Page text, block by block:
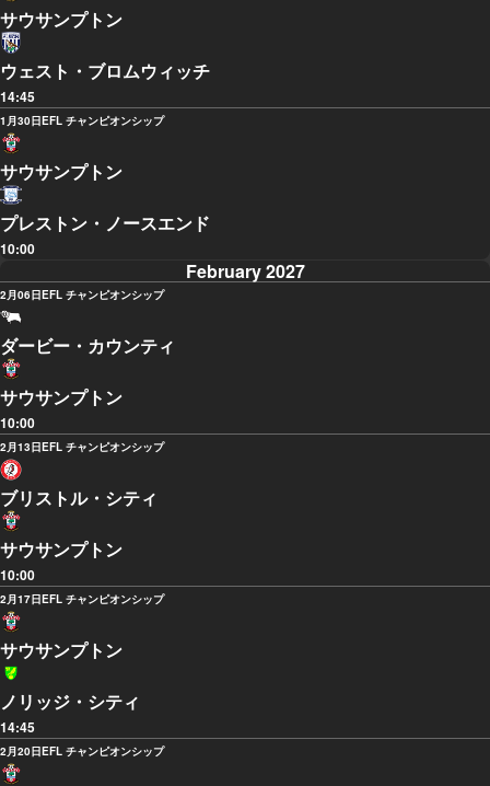
サウサンプトン
ウェスト・ブロムウィッチ
14:45
1月30日EFL チャンピオンシップ
サウサンプトン
プレストン・ノースエンド
10:00
February 2027
2月06日EFL チャンピオンシップ
ダービー・カウンティ
サウサンプトン
10:00
2月13日EFL チャンピオンシップ
ブリストル・シティ
サウサンプトン
10:00
2月17日EFL チャンピオンシップ
サウサンプトン
ノリッジ・シティ
14:45
2月20日EFL チャンピオンシップ